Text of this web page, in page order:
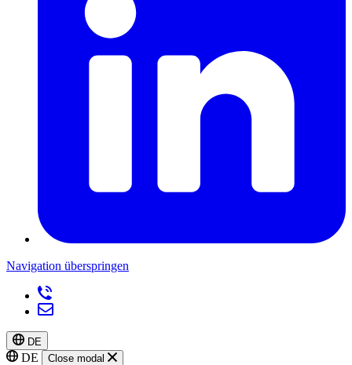
Navigation überspringen
DE
DE Close modal